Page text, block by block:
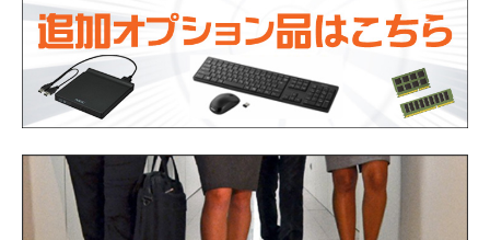
メモリ 8GB（8192MB）
ストレージ NVMeSSD256GB
光学ドライブ
WEBカメラ 内蔵
通信機能 有線LAN、無線LAN、Bluetooth